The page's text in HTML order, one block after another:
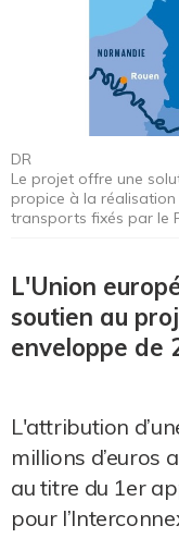
DR
Le projet offre une
propice à la
transports fixés par le
L'Union
soutien au
enveloppe de
L'attribution
millions d’euros
au titre du 1er
pour